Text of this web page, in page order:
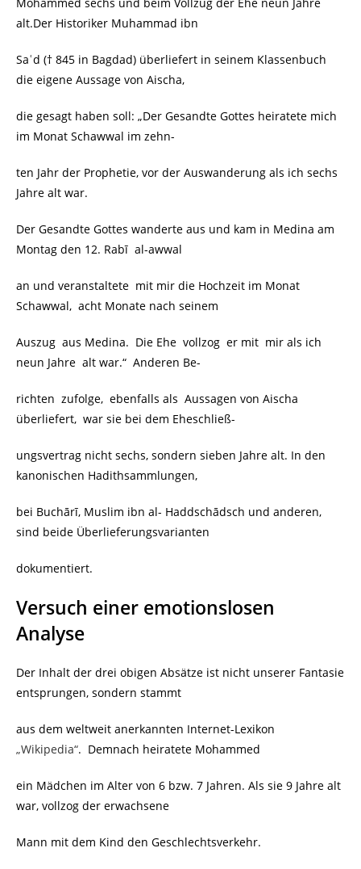
alt.Der Historiker Muhammad ibn
Saʿd († 845 in Bagdad) überliefert in seinem Klassenbuch
die eigene Aussage von Aischa,
die gesagt haben soll: „Der Gesandte Gottes heiratete mich
im Monat Schawwal im zehn-
ten Jahr der Prophetie, vor der Auswanderung als ich sechs
Jahre alt war.
Der Gesandte Gottes wanderte aus und kam in Medina am
Montag den 12. Rabī al-awwal
an und veranstaltete mit mir die Hochzeit im Monat
Schawwal, acht Monate nach seinem
Auszug aus Medina. Die Ehe vollzog er mit mir als ich
neun Jahre alt war.“ Anderen Be-
richten zufolge, ebenfalls als Aussagen von Aischa
überliefert, war sie bei dem Eheschließ-
ungsvertrag nicht sechs, sondern sieben Jahre alt. In den
kanonischen Hadithsammlungen,
bei Buchārī, Muslim ibn al- Haddschādsch und anderen,
sind beide Überlieferungsvarianten
dokumentiert.
Versuch einer emotionslosen
Analyse
Der Inhalt der drei obigen Absätze ist nicht unserer Fantasie
entsprungen, sondern stammt
aus dem weltweit anerkannten Internet-Lexikon
„Wikipedia“. Demnach heiratete Mohammed
ein Mädchen im Alter von 6 bzw. 7 Jahren. Als sie 9 Jahre alt
war, vollzog der erwachsene
Mann mit dem Kind den Geschlechtsverkehr.